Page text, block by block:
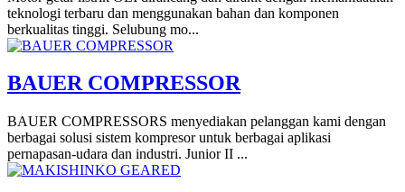
teknologi terbaru dan menggunakan bahan dan komponen
berkualitas tinggi. Selubung mo...
BAUER COMPRESSOR
BAUER COMPRESSORS menyediakan pelanggan kami dengan
berbagai solusi sistem kompresor untuk berbagai aplikasi
pernapasan-udara dan industri. Junior II ...